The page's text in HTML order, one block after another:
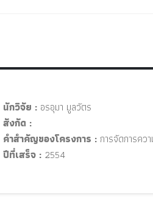
นักวิจัย : อรอุมา มูลวัตร
สังกัด :
คำสำคัญของโครงการ : การจัดการคว
ปีที่เสร็จ : 2554